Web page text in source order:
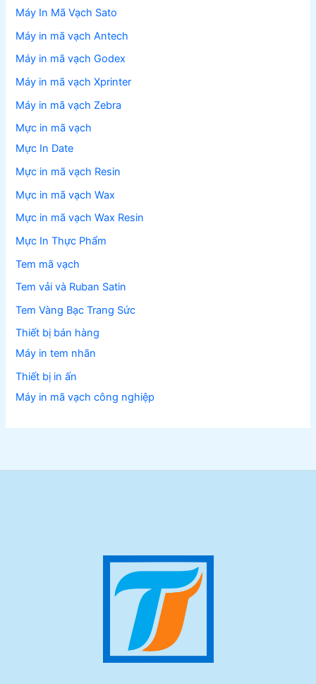
Máy In Mã Vạch Sato
Máy in mã vạch Antech
Máy in mã vạch Godex
Máy in mã vạch Xprinter
Máy in mã vạch Zebra
Mực in mã vạch
Mực In Date
Mực in mã vạch Resin
Mực in mã vạch Wax
Mực in mã vạch Wax Resin
Mực In Thực Phẩm
Tem mã vạch
Tem vải và Ruban Satin
Tem Vàng Bạc Trang Sức
Thiết bị bán hàng
Máy in tem nhãn
Thiết bị in ấn
Máy in mã vạch công nghiệp